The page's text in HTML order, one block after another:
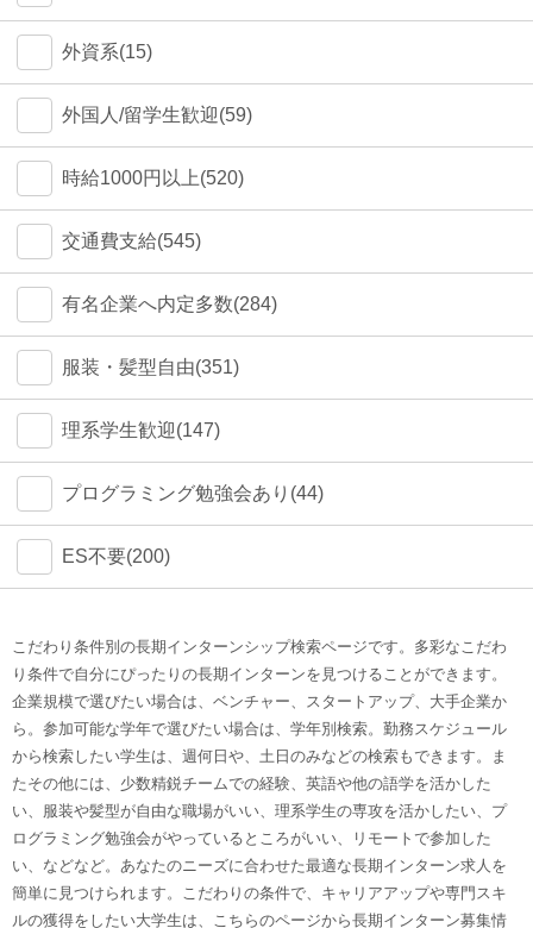
外資系(15)
外国人/留学生歓迎(59)
時給1000円以上(520)
交通費支給(545)
有名企業へ内定多数(284)
服装・髪型自由(351)
理系学生歓迎(147)
プログラミング勉強会あり(44)
ES不要(200)
こだわり条件別の長期インターンシップ検索ページです。多彩なこだわ
り条件で自分にぴったりの長期インターンを見つけることができます。
企業規模で選びたい場合は、ベンチャー、スタートアップ、大手企業か
ら。参加可能な学年で選びたい場合は、学年別検索。勤務スケジュール
から検索したい学生は、週何日や、土日のみなどの検索もできます。ま
たその他には、少数精鋭チームでの経験、英語や他の語学を活かした
い、服装や髪型が自由な職場がいい、理系学生の専攻を活かしたい、プ
ログラミング勉強会がやっているところがいい、リモートで参加した
い、などなど。あなたのニーズに合わせた最適な長期インターン求人を
簡単に見つけられます。こだわりの条件で、キャリアアップや専門スキ
ルの獲得をしたい大学生は、こちらのページから長期インターン募集情